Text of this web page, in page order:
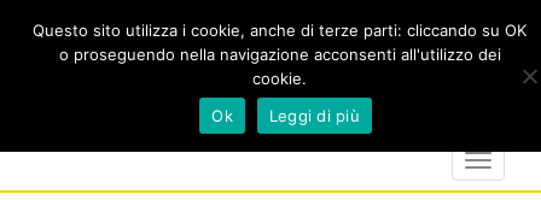
marker
calendar
Toggle
Questo sito utilizza i cookie, anche di terze parti: cliccando su OK
o proseguendo nella navigazione acconsenti all'utilizzo dei
cookie.
Ok
Leggi di più